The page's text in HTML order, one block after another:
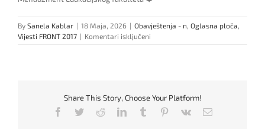
By Sanela Kablar | 18 Maja, 2026 | Obavještenja - n Oglasna ploča
Vijesti FRONT 2017 | Komentari isključeni
Svečana
doktora
nauka
Share This Story, Choose Your Platform!
Facebook
TwitterRedditLinkedInTumblr Pinterest
Vk Email